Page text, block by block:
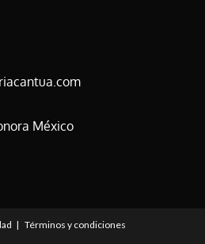
México
Términos y condiciones